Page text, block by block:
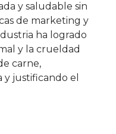
y saludable sin
de marketing y
ha logrado
y la crueldad
carne,
justificando el